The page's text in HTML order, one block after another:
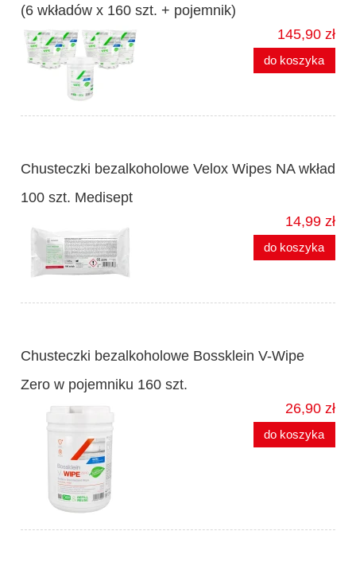
(6 wkładów x 160 szt. + pojemnik)
145,90 zł
do koszyka
Chusteczki bezalkoholowe Velox Wipes NA wkład
100 szt. Medisept
14,99 zł
do koszyka
Chusteczki bezalkoholowe Bossklein V-Wipe
Zero w pojemniku 160 szt.
26,90 zł
do koszyka